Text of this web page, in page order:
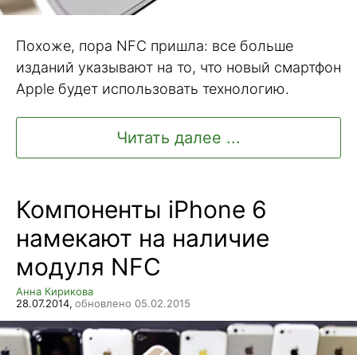
Похоже, пора NFC пришла: все больше
изданий указывают на то, что новый смартфон
Apple будет использовать технологию.
Читать далее ...
Компоненты iPhone 6
намекают на наличие
модуля NFC
Анна Кирикова
28.07.2014, обновлено 05.02.2015